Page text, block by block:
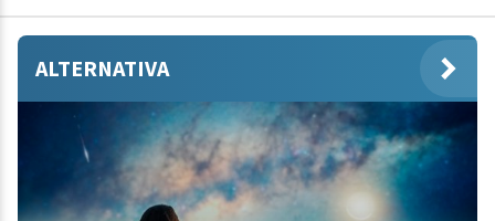
ALTERNATIVA